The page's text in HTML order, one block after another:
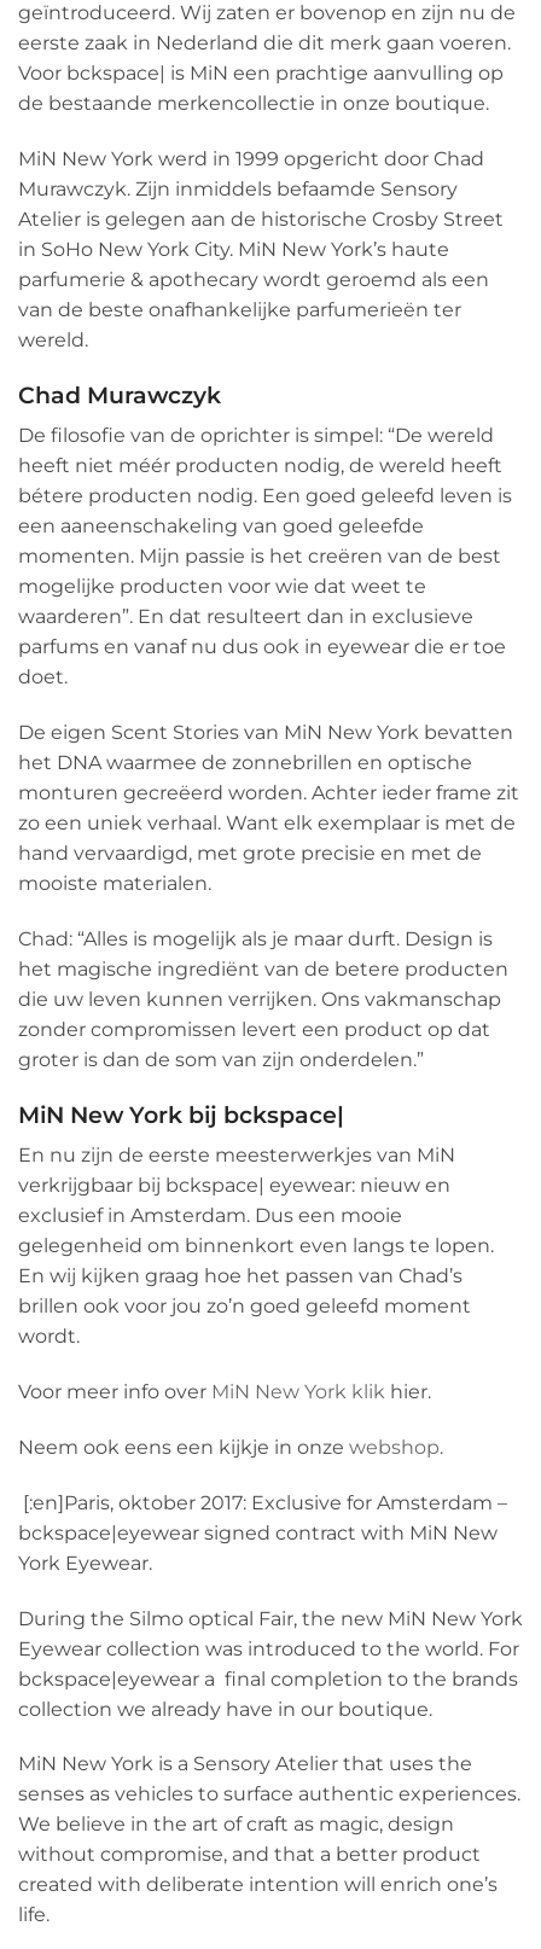
geïntroduceerd. Wij zaten er bovenop en zijn nu de
eerste zaak in Nederland die dit merk gaan voeren.
Voor bckspace| is MiN een prachtige aanvulling op
de bestaande merkencollectie in onze boutique.
MiN New York werd in 1999 opgericht door Chad
Murawczyk. Zijn inmiddels befaamde Sensory
Atelier is gelegen aan de historische Crosby Street
in SoHo New York City. MiN New York’s haute
parfumerie & apothecary wordt geroemd als een
van de beste onafhankelijke parfumerieën ter
wereld.
Chad Murawczyk
De filosofie van de oprichter is simpel: “De wereld
heeft niet méér producten nodig, de wereld heeft
bétere producten nodig. Een goed geleefd leven is
een aaneenschakeling van goed geleefde
momenten. Mijn passie is het creëren van de best
mogelijke producten voor wie dat weet te
waarderen”. En dat resulteert dan in exclusieve
parfums en vanaf nu dus ook in eyewear die er toe
doet.
De eigen Scent Stories van MiN New York bevatten
het DNA waarmee de zonnebrillen en optische
monturen gecreëerd worden. Achter ieder frame zit
zo een uniek verhaal. Want elk exemplaar is met de
hand vervaardigd, met grote precisie en met de
mooiste materialen.
Chad: “Alles is mogelijk als je maar durft. Design is
het magische ingrediënt van de betere producten
die uw leven kunnen verrijken. Ons vakmanschap
zonder compromissen levert een product op dat
groter is dan de som van zijn onderdelen.”
MiN New York bij bckspace|
En nu zijn de eerste meesterwerkjes van MiN
verkrijgbaar bij bckspace| eyewear: nieuw en
exclusief in Amsterdam. Dus een mooie
gelegenheid om binnenkort even langs te lopen.
En wij kijken graag hoe het passen van Chad’s
brillen ook voor jou zo’n goed geleefd moment
wordt.
Voor meer info over MiN New York klik hier.
Neem ook eens een kijkje in onze webshop.
[:en]Paris, oktober 2017: Exclusive for Amsterdam –
bckspace|eyewear signed contract with MiN New
York Eyewear.
During the Silmo optical Fair, the new MiN New York
Eyewear collection was introduced to the world. For
bckspace|eyewear a final completion to the brands
collection we already have in our boutique.
MiN New York is a Sensory Atelier that uses the
senses as vehicles to surface authentic experiences.
We believe in the art of craft as magic, design
without compromise, and that a better product
created with deliberate intention will enrich one’s
life.